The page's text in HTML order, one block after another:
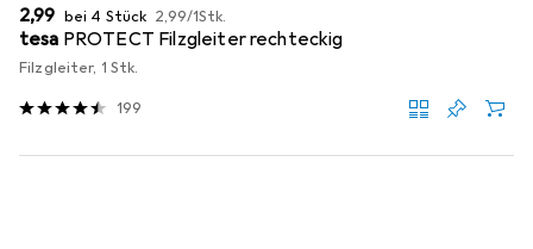
EUR
2,99 bei 4 Stück EUR
2,99/1Stk.
tesa PROTECT Filzgleiter rechteckig
Filzgleiter, 1 Stk.
199